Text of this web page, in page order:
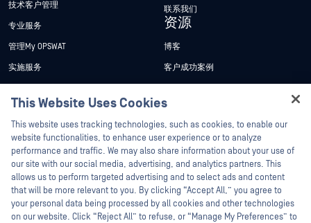
技术客户管理
专业服务
管理My OPSWAT
实施服务
技术文档
培训
漏洞计划
合作伙伴
认证
技术合作伙伴
联系我们
资源
博客
客户成功案例
新闻报道
活动
网络研讨会
产品型录
白皮书
免费工具
This Website Uses Cookies
This website uses tracking technologies, such as cookies, to enable our
website functionalities, to enhance user experience or to analyze
performance and traffic. We may also share information about your use of
our site with our social media, advertising, and analytics partners. This
allows us to perform targeted advertising and to select ads and content
that will be more relevant to you. By clicking “Accept All,” you agree to
your personal data being processed by all cookies and other technologies
on our website. Click “Reject All” to refuse, or “Manage My Preferences” to
Hey there!
I'm Ozzy, your OPSWAT virtual assistant.
How can I help you secure what's critical
today?